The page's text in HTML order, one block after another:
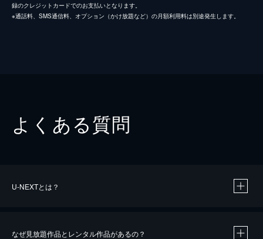
録のクレジットカードでのお支払いとなります。
※通話料、SMS通信料、オプション（かけ放題など）の月額利用料は別途発生します。
よくある質問
U-NEXTとは？
なぜ見放題作品とレンタル作品があるの？